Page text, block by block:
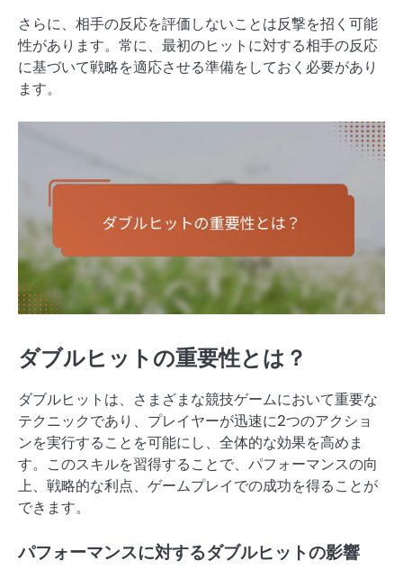
さらに、相手の反応を評価しないことは反撃を招く可能
性があります。常に、最初のヒットに対する相手の反応
に基づいて戦略を適応させる準備をしておく必要があり
ます。
ダブルヒットの重要性とは？
ダブルヒットは、さまざまな競技ゲームにおいて重要な
テクニックであり、プレイヤーが迅速に2つのアクショ
ンを実行することを可能にし、全体的な効果を高めま
す。このスキルを習得することで、パフォーマンスの向
上、戦略的な利点、ゲームプレイでの成功を得ることが
できます。
パフォーマンスに対するダブルヒットの影響